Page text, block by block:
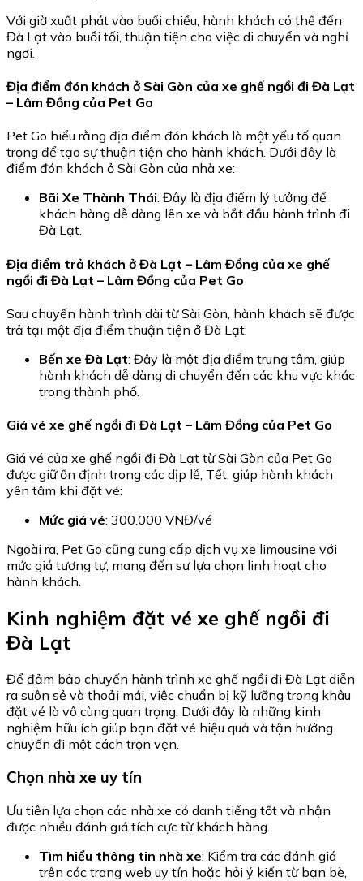
Với giờ xuất phát vào buổi chiều, hành khách có thể đến
Đà Lạt vào buổi tối, thuận tiện cho việc di chuyển và nghỉ
ngơi.
Địa điểm đón khách ở Sài Gòn của xe ghế ngồi đi Đà Lạt
– Lâm Đồng của Pet Go
Pet Go hiểu rằng địa điểm đón khách là một yếu tố quan
trọng để tạo sự thuận tiện cho hành khách. Dưới đây là
điểm đón khách ở Sài Gòn của nhà xe:
Bãi Xe Thành Thái: Đây là địa điểm lý tưởng để
khách hàng dễ dàng lên xe và bắt đầu hành trình đi
Đà Lạt.
Địa điểm trả khách ở Đà Lạt – Lâm Đồng của xe ghế
ngồi đi Đà Lạt – Lâm Đồng của Pet Go
Sau chuyến hành trình dài từ Sài Gòn, hành khách sẽ được
trả tại một địa điểm thuận tiện ở Đà Lạt:
Bến xe Đà Lạt: Đây là một địa điểm trung tâm, giúp
hành khách dễ dàng di chuyển đến các khu vực khác
trong thành phố.
Giá vé xe ghế ngồi đi Đà Lạt – Lâm Đồng của Pet Go
Giá vé của xe ghế ngồi đi Đà Lạt từ Sài Gòn của Pet Go
được giữ ổn định trong các dịp lễ, Tết, giúp hành khách
yên tâm khi đặt vé:
Mức giá vé: 300.000 VNĐ/vé
Ngoài ra, Pet Go cũng cung cấp dịch vụ xe limousine với
mức giá tương tự, mang đến sự lựa chọn linh hoạt cho
hành khách.
Kinh nghiệm đặt vé xe ghế ngồi đi
Đà Lạt
Để đảm bảo chuyến hành trình xe ghế ngồi đi Đà Lạt diễn
ra suôn sẻ và thoải mái, việc chuẩn bị kỹ lưỡng trong khâu
đặt vé là vô cùng quan trọng. Dưới đây là những kinh
nghiệm hữu ích giúp bạn đặt vé hiệu quả và tận hưởng
chuyến đi một cách trọn vẹn.
Chọn nhà xe uy tín
Ưu tiên lựa chọn các nhà xe có danh tiếng tốt và nhận
được nhiều đánh giá tích cực từ khách hàng.
Tìm hiểu thông tin nhà xe: Kiểm tra các đánh giá
trên các trang web uy tín hoặc hỏi ý kiến từ bạn bè,